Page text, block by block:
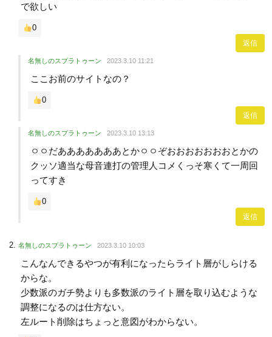
で欲しい
0
返信
名無しのスプラトゥーン 2023.3.10 11:21
ここお前のサイトなの？
0
返信
名無しのスプラトゥーン 2023.3.10 13:13
ㅇㅇだあああああああとかㅇㅇぞおおおおおおおとかの
クッソ適当な母音連打の管理人コメくっそ寒くて一周回
ってすき
0
返信
名無しのスプラトゥーン 2023.3.10 10:03
こんなんできるやつが有利になったらライト層がしらける
からな。
少数派のガチ勢よりも多数派のライト層を取り込むような
調整になるのは仕方ない。
左ルート削除はちょっと意図がわからない。